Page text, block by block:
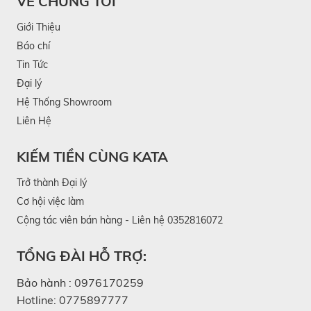
cách gần gũi hơn của chính doanh nghiệp.
Giới Thiệu
Báo chí
Tin Tức
Đại lý
Hệ Thống Showroom
Liên Hệ
KIẾM TIỀN CÙNG KATA
Trở thành Đại lý
Cơ hội việc làm
Cộng tác viên bán hàng - Liên hệ 0352816072
TỔNG ĐÀI HỖ TRỢ:
Bảo hành : 0976170259
Hotline: 0775897777